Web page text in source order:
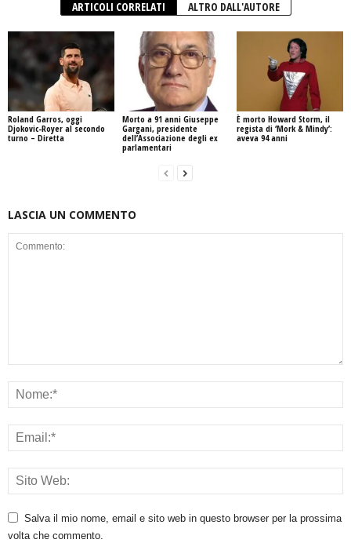
ARTICOLI CORRELATI ALTRO DALL'AUTORE
Roland Garros, oggi
Djokovic-Royer al secondo
turno – Diretta
Morto a 91 anni Giuseppe
Gargani, presidente
dell’Associazione degli ex
parlamentari
È morto Howard Storm, il
regista di ‘Mork & Mindy’:
aveva 94 anni
LASCIA UN COMMENTO
Salva il mio nome, email e sito web in questo browser per la prossima
volta che commento.